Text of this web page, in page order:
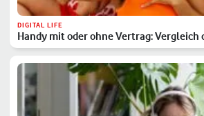
DIGITAL LIFE
Handy mit oder ohne Vertrag: Vergleich